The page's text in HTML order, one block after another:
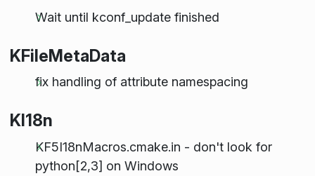
Wait until kconf_update finished
KFileMetaData
fix handling of attribute namespacing
KI18n
KF5I18nMacros.cmake.in - don't look for
python[2,3] on Windows